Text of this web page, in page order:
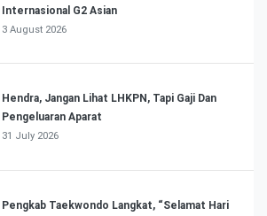
Internasional G2 Asian
3 August 2026
Hendra, Jangan Lihat LHKPN, Tapi Gaji Dan
Pengeluaran Aparat
31 July 2026
Pengkab Taekwondo Langkat, “Selamat Hari